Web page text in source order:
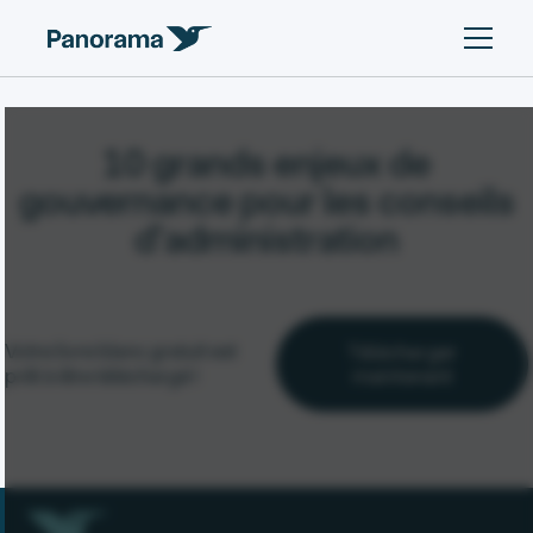
10 grands enjeux de
gouvernance pour les conseils
d’administration
Votre livre blanc gratuit est
prêt à être téléchargé !